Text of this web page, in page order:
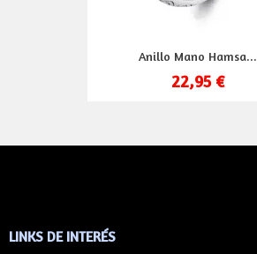
Anillo Mano Hamsa...
22,95 €
LINKS DE INTERÉS